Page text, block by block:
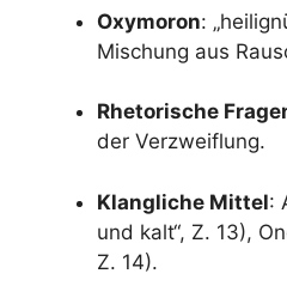
Oxymoron:
Mischung aus
Rhetorische
der Verzweiflung.
Klangliche Mittel:
und kalt“, Z. 13),
Z. 14).